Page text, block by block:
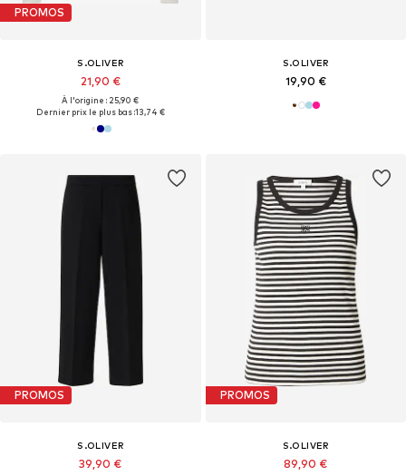
PROMOS
S.OLIVER
21,90 €
À l'origine : 25,90 €
Dernier prix le plus bas :13,74 €
S.OLIVER
19,90 €
PROMOS
S.OLIVER
39,90 €
PROMOS
S.OLIVER
89,90 €